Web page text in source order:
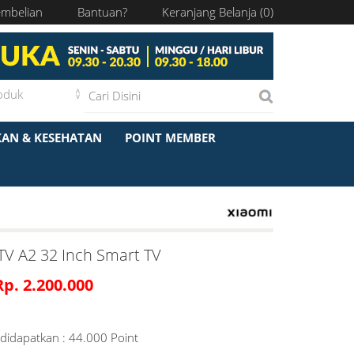
Bantuan? Keranjang Belanja (0)
& KESEHATAN POINT MEMBER
A2 32 Inch Smart TV
2.200.000
: 44.000 Point